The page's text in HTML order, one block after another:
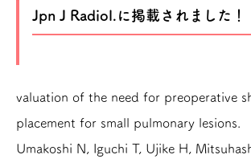
Jpn J Radiol.に掲載されました！
valuation of the need for preoperative
placement for small pulmonary lesions.
Umakoshi N, Iguchi T, Ujike H,